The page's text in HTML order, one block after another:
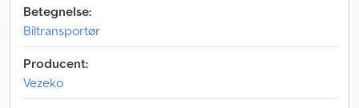
Betegnelse:
Biltransportør
Producent:
Vezeko